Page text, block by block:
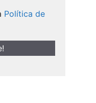
Política de